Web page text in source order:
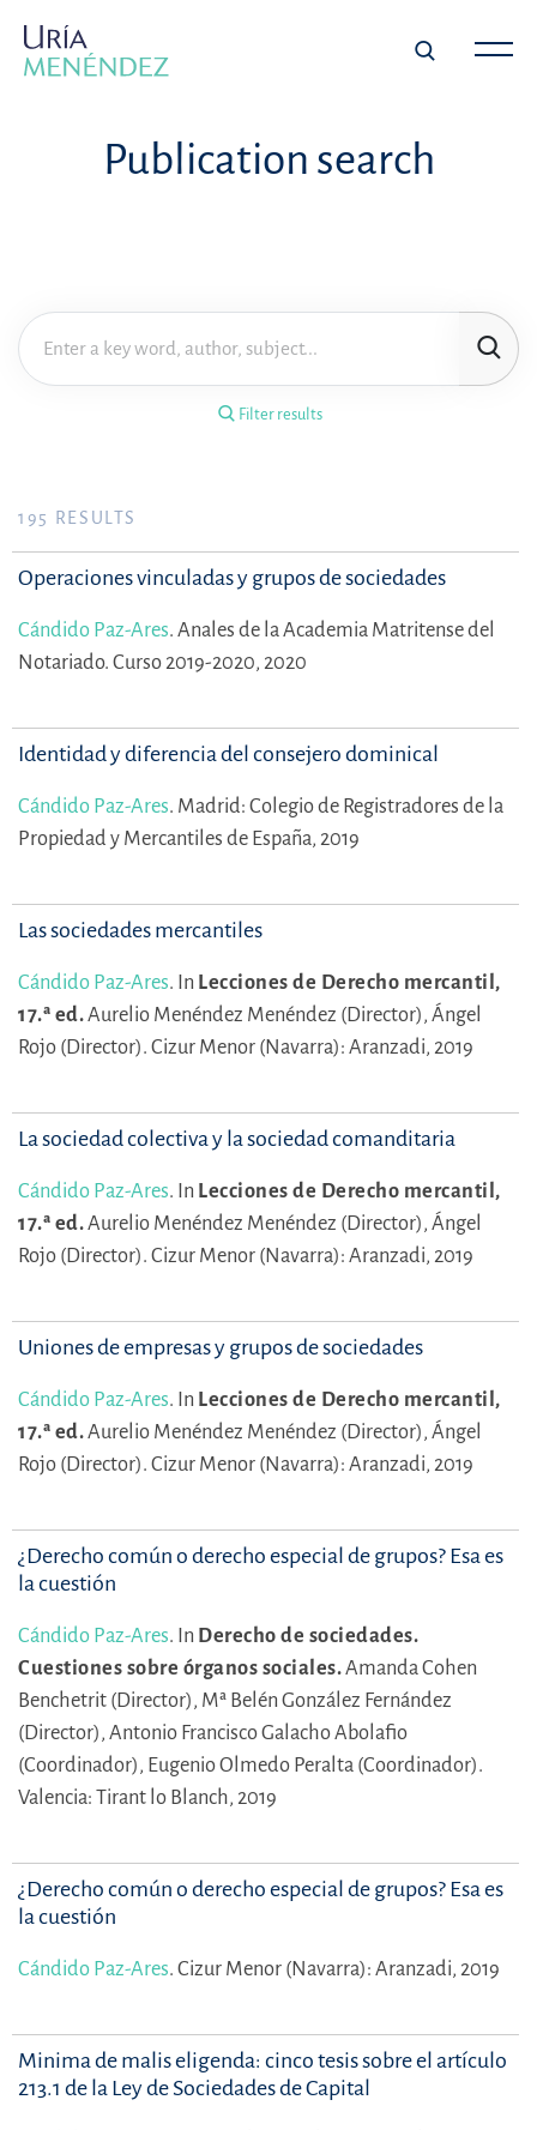
Publication search
Filter results
Filter results ×
Practice area
195 RESULTS
Operaciones vinculadas y grupos de sociedades
Cándido Paz-Ares. Anales de la Academia Matritense del
Notariado. Curso 2019-2020, 2020
Identidad y diferencia del consejero dominical
Cándido Paz-Ares. Madrid: Colegio de Registradores de la
Propiedad y Mercantiles de España, 2019
Las sociedades mercantiles
Cándido Paz-Ares. In Lecciones de Derecho mercantil,
17.ª ed.Aurelio Menéndez Menéndez (Director), Ángel
Rojo (Director). Cizur Menor (Navarra): Aranzadi, 2019
La sociedad colectiva y la sociedad comanditaria
Cándido Paz-Ares. In Lecciones de Derecho mercantil,
17.ª ed.Aurelio Menéndez Menéndez (Director), Ángel
Rojo (Director). Cizur Menor (Navarra): Aranzadi, 2019
Uniones de empresas y grupos de sociedades
Cándido Paz-Ares. In Lecciones de Derecho mercantil,
17.ª ed.Aurelio Menéndez Menéndez (Director), Ángel
Rojo (Director). Cizur Menor (Navarra): Aranzadi, 2019
¿Derecho común o derecho especial de grupos? Esa es
la cuestión
Cándido Paz-Ares. In Derecho de sociedades.
Cuestiones sobre órganos sociales.Amanda Cohen
Benchetrit (Director), Mª Belén González Fernández
(Director), Antonio Francisco Galacho Abolafio
(Coordinador), Eugenio Olmedo Peralta (Coordinador).
Valencia: Tirant lo Blanch, 2019
¿Derecho común o derecho especial de grupos? Esa es
la cuestión
Cándido Paz-Ares. Cizur Menor (Navarra): Aranzadi, 2019
Minima de malis eligenda: cinco tesis sobre el artículo
213.1 de la Ley de Sociedades de Capital